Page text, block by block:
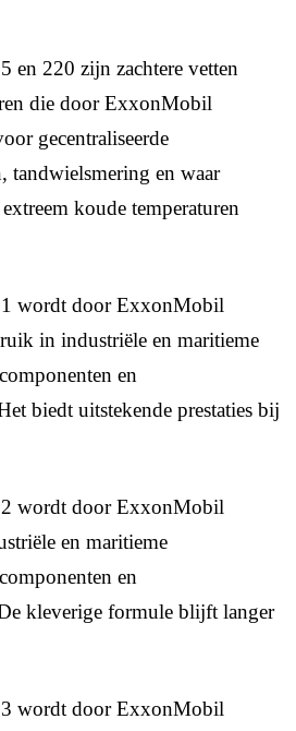
en 220 zijn zachtere vetten
die door ExxonMobil
gecentraliseerde
tandwielsmering en waar
koude temperaturen
wordt door ExxonMobil
in industriële en maritieme
en
biedt uitstekende prestaties bij
wordt door ExxonMobil
en maritieme
en
kleverige formule blijft langer
wordt door ExxonMobil